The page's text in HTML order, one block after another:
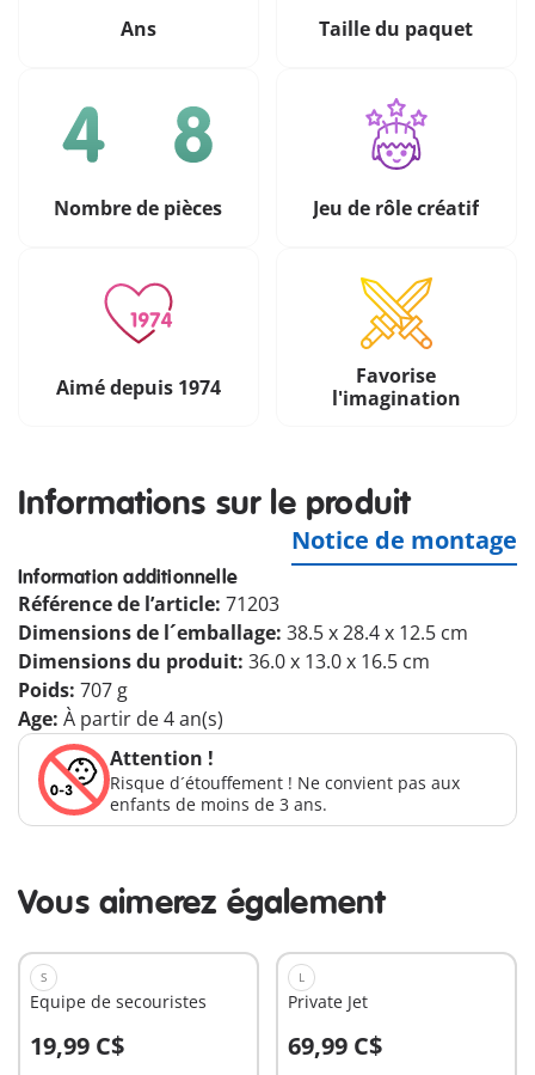
Ans Taille du paquet
Nombre de pièces Jeu de rôle créatif
Aimé depuis 1974
Favorise
l'imagination
Informations sur le produit
Notice de montage
Information additionnelle
Référence de l’article: 71203
Dimensions de l´emballage: 38.5 x 28.4 x 12.5 cm
Dimensions du produit: 36.0 x 13.0 x 16.5 cm
Poids: 707 g
Age: À partir de 4 an(s)
Attention !
Risque d´étouffement ! Ne convient pas aux
enfants de moins de 3 ans.
Vous aimerez également
S
Equipe de secouristes
19,99 C$
Au panier
L
Private Jet
69,99 C$
Au panier